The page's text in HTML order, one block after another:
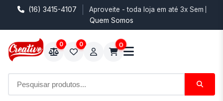
(16) 3415-4107 Aproveite - toda loja em até 3x Sem
Quem Somos
0 0 0